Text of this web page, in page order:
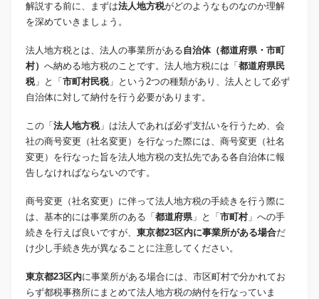
解説する前に、まずは法人地方税がどのようなものなのか理解
を深めていきましょう。
法人地方税とは、法人の事業所がある自治体（都道府県・市町
村） へ納める地方税のことです。法人地方税には「 都道府県民
税」と「 市町村民税」という2つの種類があり、法人として必ず
自治体に対して納付を行う必要があります。
この「 法人地方税」は法人であれば必ず支払いを行うため、会
社の商号変更（社名変更）を行なった際には、商号変更（社名
変更）を行なった旨を法人地方税の支払先である各自治体に報
告しなければならないのです。
商号変更（社名変更）に伴って法人地方税の手続きを行う際に
は、基本的には事業所のある「 都道府県」と「 市町村」への手
続きを行えば良いですが、 東京都23区内に事業所がある場合だ
け少し手続き先が異なることに注意してください。
東京都23区内に事業所がある場合には、市区町村で分かれてお
らず都税事務所にまとめて法人地方税の納付を行なっていま